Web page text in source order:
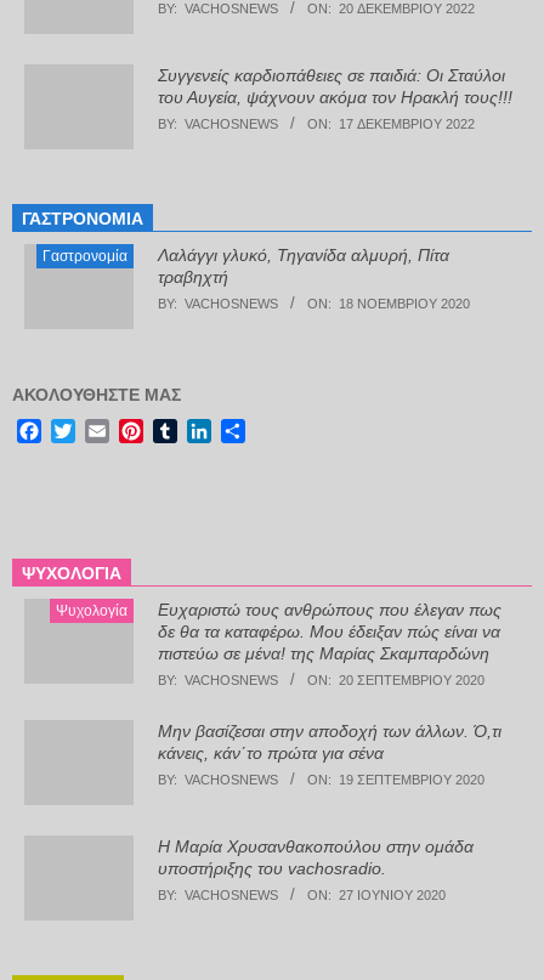
BY: VACHOSNEWS ON: 20 ΔΕΚΕΜΒΡΊΟΥ 2022
Συγγενείς καρδιοπάθειες σε παιδιά: Οι Σταύλοι
του Αυγεία, ψάχνουν ακόμα τον Ηρακλή τους!!!
BY: VACHOSNEWS ON: 17 ΔΕΚΕΜΒΡΊΟΥ 2022
ΓΑΣΤΡΟΝΟΜΊΑ
Γαστρονομία
Λαλάγγι γλυκό, Τηγανίδα αλμυρή, Πίτα
τραβηχτή
BY: VACHOSNEWS ON: 18 ΝΟΕΜΒΡΊΟΥ 2020
ΑΚΟΛΟΥΘΉΣΤΕ ΜΑΣ
Facebook
TwitterEmail PinterestTumblrLinkedIn
ΨΥΧΟΛΟΓΊΑ
Ψυχολογία
Ευχαριστώ τους ανθρώπους που έλεγαν πως
δε θα τα καταφέρω. Μου έδειξαν πώς είναι να
πιστεύω σε μένα! της Μαρίας Σκαμπαρδώνη
BY: VACHOSNEWS ON: 20 ΣΕΠΤΕΜΒΡΊΟΥ 2020
Μην βασίζεσαι στην αποδοχή των άλλων. Ό,τι
κάνεις, κάν΄το πρώτα για σένα
BY: VACHOSNEWS ON: 19 ΣΕΠΤΕΜΒΡΊΟΥ 2020
Η Μαρία Χρυσανθακοπούλου στην ομάδα
υποστήριξης του vachosradio.
BY: VACHOSNEWS ON: 27 ΙΟΥΝΊΟΥ 2020